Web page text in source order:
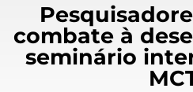
combate à
seminário